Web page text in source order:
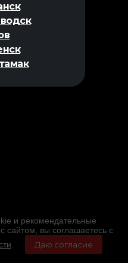
и рекомендательные
сайтом, вы соглашаетесь с
Даю согласие